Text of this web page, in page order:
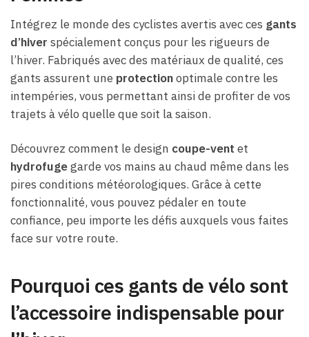
Intégrez le monde des cyclistes avertis avec ces gants
d’hiver spécialement conçus pour les rigueurs de
l’hiver. Fabriqués avec des matériaux de qualité, ces
gants assurent une protectionoptimale contre les
intempéries, vous permettant ainsi de profiter de vos
trajets à vélo quelle que soit la saison.
Découvrez comment le design coupe-vent et
hydrofugegarde vos mains au chaud même dans les
pires conditions météorologiques. Grâce à cette
fonctionnalité, vous pouvez pédaler en toute
confiance, peu importe les défis auxquels vous faites
face sur votre route.
Pourquoi ces gants de vélo sont
l’accessoire indispensable pour